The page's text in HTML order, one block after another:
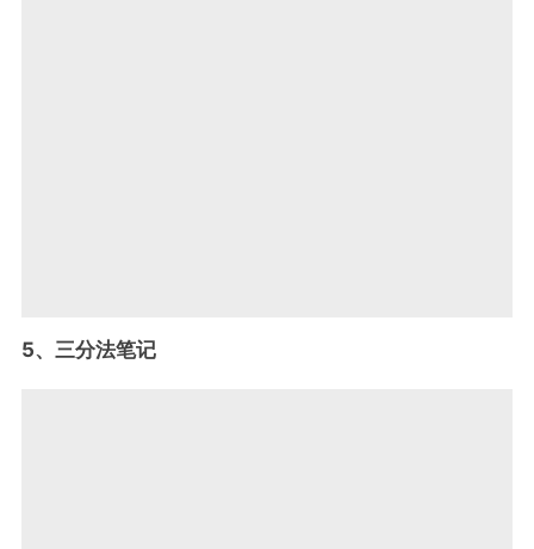
5、三分法笔记